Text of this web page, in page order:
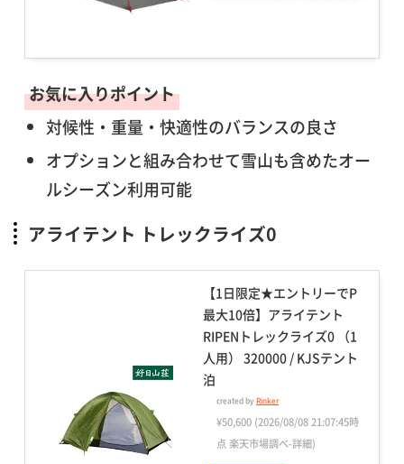
お気に入りポイント
対候性・重量・快適性のバランスの良さ
オプションと組み合わせて雪山も含めたオー
ルシーズン利用可能
アライテント トレックライズ0
【1日限定★エントリーでP
最大10倍】アライテント
RIPENトレックライズ0 （1
人用） 320000 / KJSテント
泊
created byRinker
¥50,600 (2026/08/08 21:07:45時
点 楽天市場調べ-詳細)